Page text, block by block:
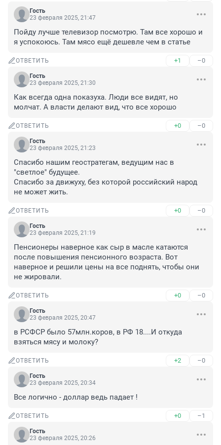
Гость
23 февраля 2025, 21:47
Пойду лучше телевизор посмотрю. Там все хорошо и
я успокоюсь. Там мясо ещё дешевле чем в статье
ОТВЕТИТЬ +1 –0
Гость
23 февраля 2025, 21:30
Как всегда одна показуха. Люди все видят, но
молчат. А власти делают вид, что все хорошо
ОТВЕТИТЬ +0 –0
Гость
23 февраля 2025, 21:23
Спасибо нашим геостратегам, ведущим нас в
"светлое" будущее.
Спасибо за движуху, без которой российский народ
не может жить.
ОТВЕТИТЬ +0 –0
Гость
23 февраля 2025, 21:19
Пенсионеры наверное как сыр в масле катаются
после повышения пенсионного возраста. Вот
наверное и решили цены на все поднять, чтобы они
не жировали.
ОТВЕТИТЬ +0 –0
Гость
23 февраля 2025, 20:47
в РСФСР было 57млн.коров, в РФ 18....И откуда
взяться мясу и молоку?
ОТВЕТИТЬ +2 –0
Гость
23 февраля 2025, 20:34
Все логично - доллар ведь падает !
ОТВЕТИТЬ +0 –1
Гость
23 февраля 2025, 20:26